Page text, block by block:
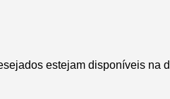
estejam disponíveis na